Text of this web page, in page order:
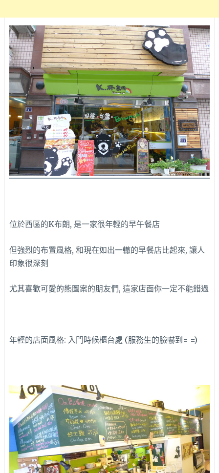
位於西區的K布朗, 是一家很年輕的早午餐店
但強烈的布置風格, 和現在如出一轍的早餐店比起來, 讓人
印象很深刻
尤其喜歡可愛的熊圖案的朋友們, 這家店面你一定不能錯過
年輕的店面風格: 入門時候櫃台處 (服務生的臉嚇到= =)